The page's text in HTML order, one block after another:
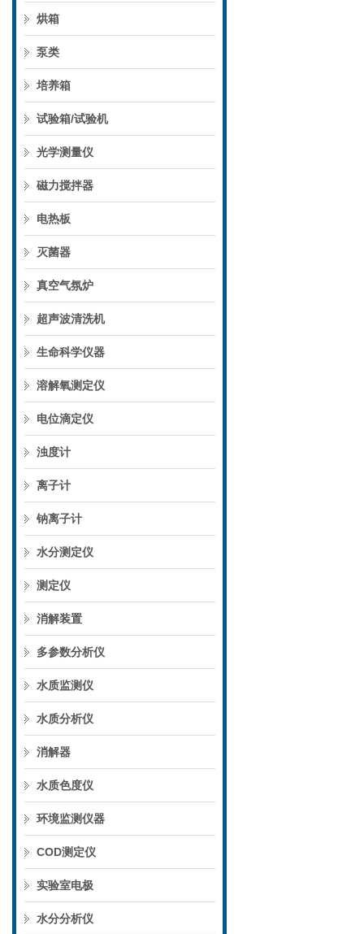
烘箱
泵类
培养箱
试验箱/试验机
光学测量仪
磁力搅拌器
电热板
灭菌器
真空气氛炉
超声波清洗机
生命科学仪器
溶解氧测定仪
电位滴定仪
浊度计
离子计
钠离子计
水分测定仪
测定仪
消解装置
多参数分析仪
水质监测仪
水质分析仪
消解器
水质色度仪
环境监测仪器
COD测定仪
实验室电极
水分分析仪